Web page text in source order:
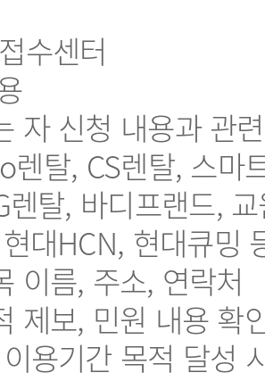
수센터
자 신청 내용과 관
렌탈, CS렌탈, 스마
렌탈, 바디프랜드,
대HCN, 현대큐밍
이름, 주소, 연락처
제보, 민원 내용 확
용기간 목적 달성